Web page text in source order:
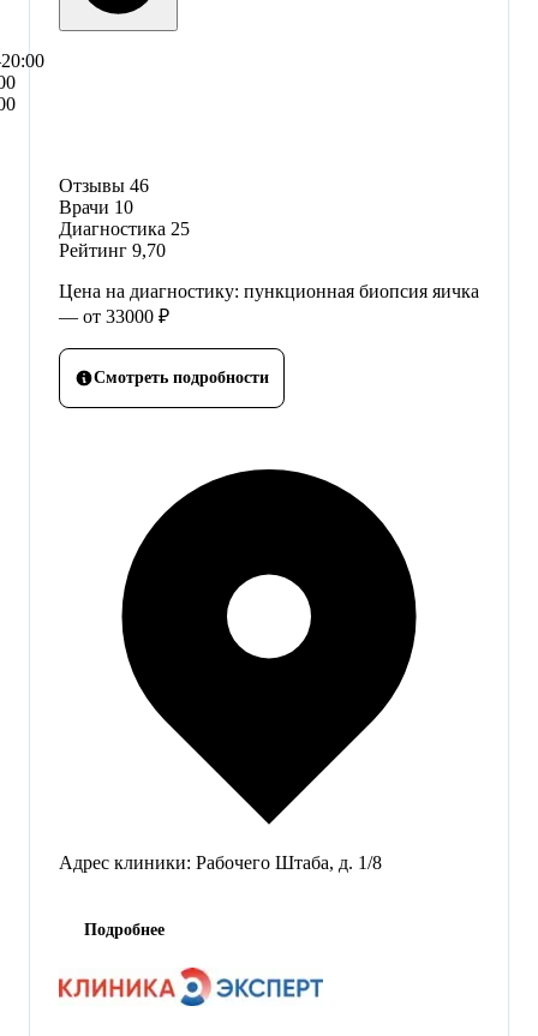
Отзывы 46
Врачи 10
Диагностика 25
Рейтинг 9,70
Цена на диагностику: пункционная биопсия яичка
— от 33000 ₽
Смотреть подробности
Адрес клиники: Рабочего Штаба, д. 1/8
Подробнее